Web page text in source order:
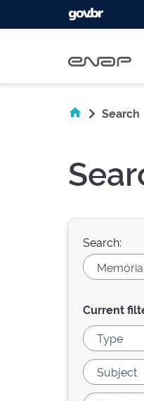
Search
Search:
Current